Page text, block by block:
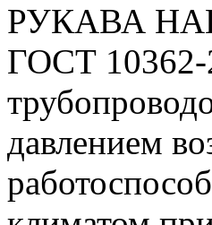
РУКАВА
ГОСТ 10362-
давлением